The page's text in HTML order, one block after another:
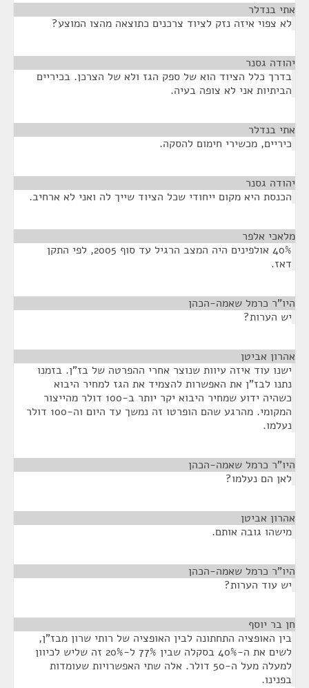
אתי בנדלר
לא צפוי איזה נזק לציוד צרכנים כתוצאה מהצו המוצע?
יהודה גסנר
בדרך כלל הציוד הוא של ספק הגז ולא של הצרכן. בכיריים
הביתיות אני לא צופה בעיה.
אתי בנדלר
כיריים, מכשירי חימום להסקה.
יהודה גסנר
הכנסת היא מקום ייחודי שכל הציוד שייך לה ואני לא ארחיב.
מלאכי אלפר
40% אולפינים היה המצב הרגיל עד סוף 2005, לפי התקן
דאז.
היו"ר כרמל שאמה-הכהן
יש הערות?
אהרון אביטן
ישנו עוד איזה עיוות שנוצר אחרי ההפרטה של בז"ן. בזמנו
נתנו לבז"ן את האפשרות להצמיד את הגז למחיר היבוא
כשהיה ידוע שמחיר היבוא יקר יותר ב-100 דולר מהייצור
המקומי. מהרגע שהם הופרטו זה נמשך עד היום וה-100 דולר
נעלמו.
היו"ר כרמל שאמה-הכהן
לאן הם נעלמו?
אהרון אביטן
מישהו גובה אותם.
היו"ר כרמל שאמה-הכהן
יש עוד הערות?
חן בר יוסף
בין האופציה התחתונה לבין האופציה של רותי שרון מבז"ן,
לשים את ה-40% בסקלה שבין 77% ל-20% זה שליש לכיוון
למעלה מעל ה-50 דולר. אלה שתי האפשרויות שעומדות
בפנינו.